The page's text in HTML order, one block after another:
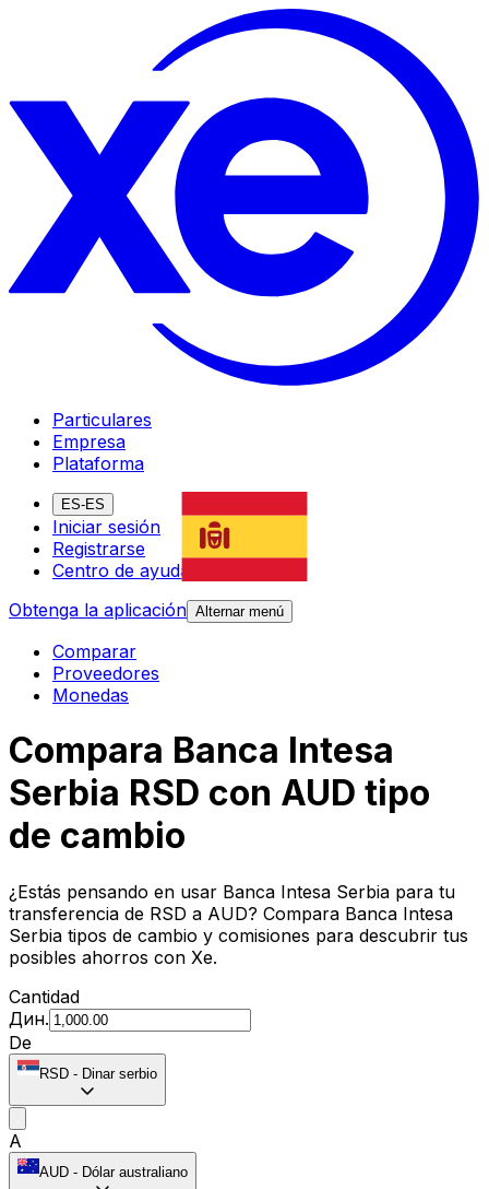
Particulares
Empresa
Plataforma
ES-ES
Iniciar sesión
Registrarse
Centro de ayuda
Obtenga la aplicación Alternar menú
Comparar
Proveedores
Monedas
Compara Banca Intesa
Serbia RSD con AUD tipo
de cambio
¿Estás pensando en usar Banca Intesa Serbia para tu
transferencia de RSD a AUD? Compara Banca Intesa
Serbia tipos de cambio y comisiones para descubrir tus
posibles ahorros con Xe.
Cantidad
Дин.
De
RSD - Dinar serbio
A
AUD - Dólar australiano